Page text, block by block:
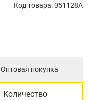
Код товара: 051128A
Оптовая покупка
Количество